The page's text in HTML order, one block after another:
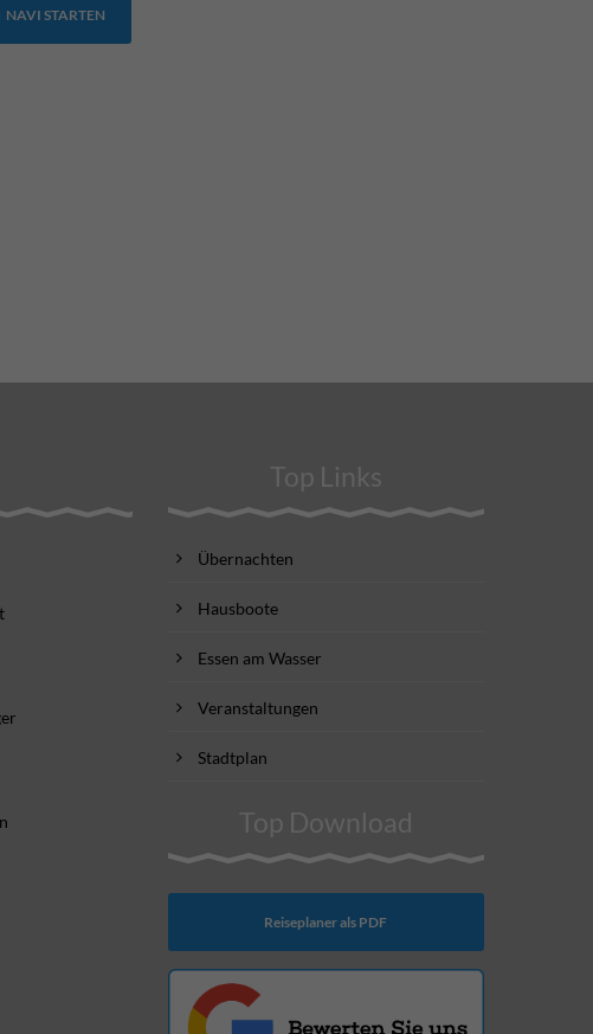
NAVI STARTEN
Top Links
Übernachten
Hausboote
Essen am Wasser
Veranstaltungen
Stadtplan
Top Download
Reiseplaner als PDF